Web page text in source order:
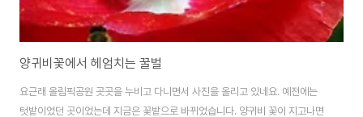
양귀비꽃에서 헤엄치는 꿀벌
요근래 올림픽공원 곳곳을 누비고 다니면서 사진을 올리고 있네요. 예전에는
텃밭이었던 곳이었는데 지금은 꽃밭으로 바뀌었습니다. 양귀비 꽃이 지고나면